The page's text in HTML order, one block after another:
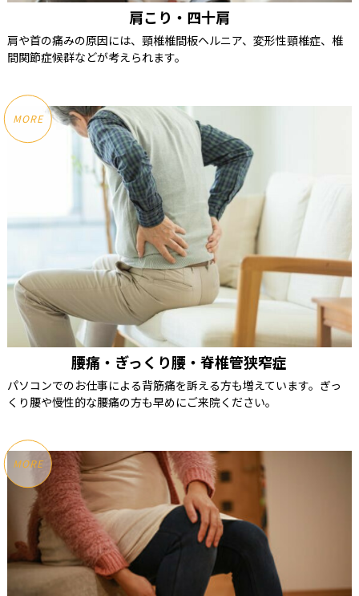
肩こり・四十肩
肩や首の痛みの原因には、頸椎椎間板ヘルニア、変形性頸椎症、椎
間関節症候群などが考えられます。
腰痛・ぎっくり腰・脊椎管狭窄症
パソコンでのお仕事による背筋痛を訴える方も増えています。ぎっ
くり腰や慢性的な腰痛の方も早めにご来院ください。
MORE
MORE